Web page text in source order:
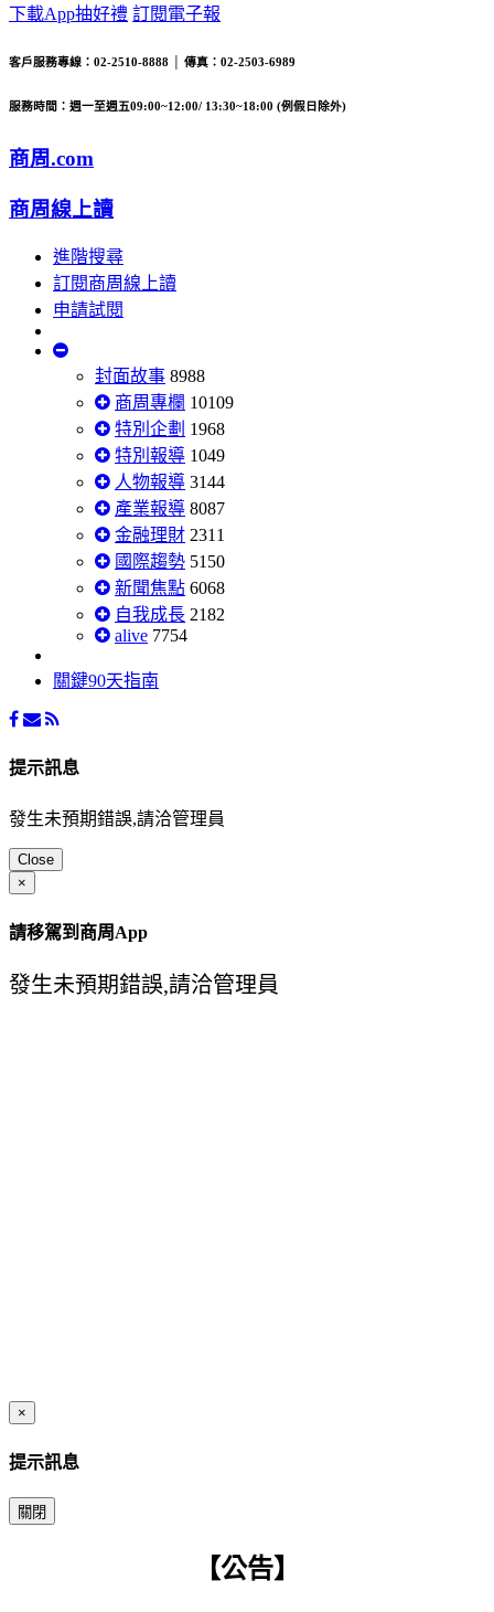
下載App抽好禮 訂閱電子報
客戶服務專線：02-2510-8888 │ 傳真：02-2503-6989
服務時間：週一至週五09:00~12:00/ 13:30~18:00 (例假日除外)
商周.com
商周線上讀
進階搜尋
訂閱商周線上讀
申請試閱
封面故事 8988
商周專欄 10109
特別企劃 1968
特別報導 1049
人物報導 3144
產業報導 8087
金融理財 2311
國際趨勢 5150
新聞焦點 6068
自我成長 2182
alive 7754
關鍵90天指南
提示訊息
發生未預期錯誤,請洽管理員
Close
×
請移駕到商周App
發生未預期錯誤,請洽管理員
×
提示訊息
關閉
【公告】